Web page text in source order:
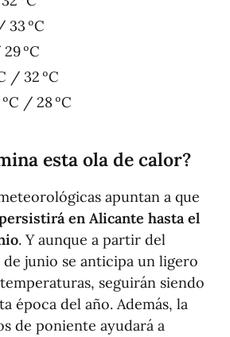
33 ºC
ºC
/ 32 ºC
/ 28 ºC
esta ola de calor?
apuntan a que
en Alicante hasta el
. Y aunque a partir del
junio se anticipa un ligero
seguirán siendo
época del año. Además, la
de poniente ayudará a